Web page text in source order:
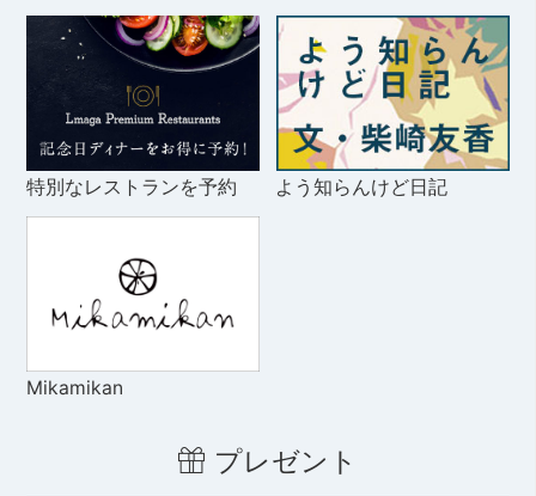
特別なレストランを予約 よう知らんけど日記
Mikamikan
プレゼント